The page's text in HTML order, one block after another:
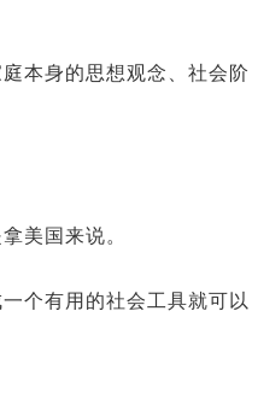
本身的思想观念、社会阶
美国来说。
个有用的社会工具就可以